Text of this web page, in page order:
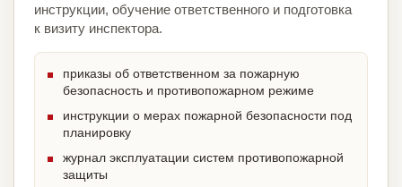
инструкции, обучение ответственного и подготовка
к визиту инспектора.
приказы об ответственном за пожарную
безопасность и противопожарном режиме
инструкции о мерах пожарной безопасности под
планировку
журнал эксплуатации систем противопожарной
защиты